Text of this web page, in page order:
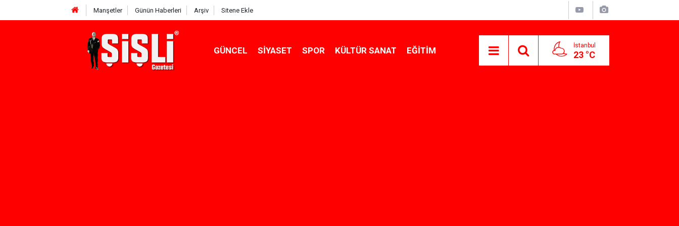
Manşetler Günün Haberleri Arşiv Sitene Ekle
GÜNCEL SIYASET SPOR KÜLTÜR SANAT EĞITIM İstanbul
23 °C